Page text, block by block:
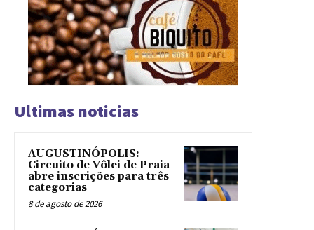
Ultimas noticias
AUGUSTINÓPOLIS:
Circuito de Vôlei de Praia
abre inscrições para três
categorias
8 de agosto de 2026